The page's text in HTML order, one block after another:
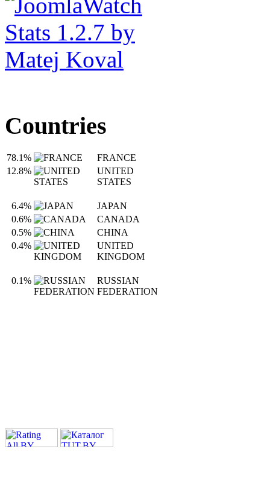
Countries
78.1%
FRANCE
12.8%
UNITED
STATES
6.4%
JAPAN
0.6%
CANADA
0.5%
CHINA
0.4%
UNITED
KINGDOM
0.1%
RUSSIAN
FEDERATION